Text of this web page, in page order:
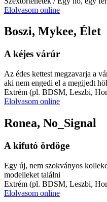
Elolvasom online
Boszi, Mykee, Élet
A kéjes várúr
Az édes kettest megzavarja a
aki nem engedi el a megijedt
Extrém (pl. BDSM, Leszbi,
Elolvasom online
Ronea, No_Signal
A kifutó ördöge
Egy új, nem szokványos
modelleket találni
Extrém (pl. BDSM, Leszbi,
Elolvasom online